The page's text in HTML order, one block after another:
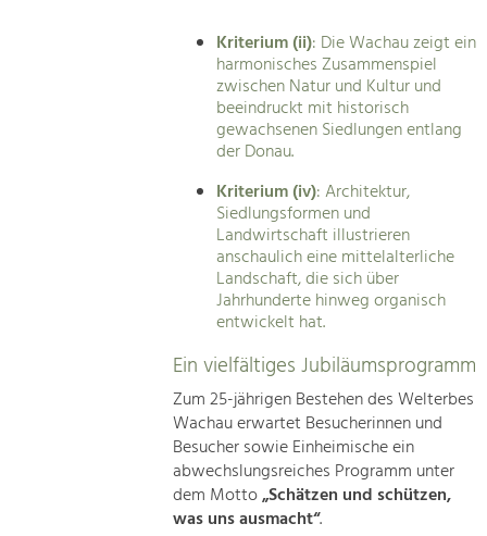
Kriterium (ii): Die Wachau zeigt ein
harmonisches Zusammenspiel
zwischen Natur und Kultur und
beeindruckt mit historisch
gewachsenen Siedlungen entlang
der Donau.
Kriterium (iv): Architektur,
Siedlungsformen und
Landwirtschaft illustrieren
anschaulich eine mittelalterliche
Landschaft, die sich über
Jahrhunderte hinweg organisch
entwickelt hat.
Ein vielfältiges Jubiläumsprogramm
Zum 25-jährigen Bestehen des Welterbes
Wachau erwartet Besucherinnen und
Besucher sowie Einheimische ein
abwechslungsreiches Programm unter
dem Motto„Schätzen und schützen,
was uns ausmacht“.